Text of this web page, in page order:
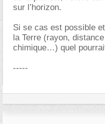
sur l’horizon.
Si se cas est possible
la Terre (rayon,
chimique…) quel
-----